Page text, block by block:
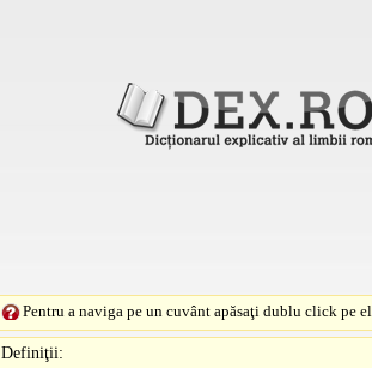
Pentru a naviga pe un cuvânt apăsaţi dublu click pe el.
Definiţii: